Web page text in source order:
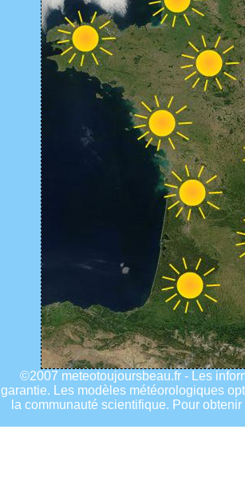
©2007 meteotoujoursbeau.fr - Les
garantie. Les modèles météorologiques
la communauté scientifique. Pour